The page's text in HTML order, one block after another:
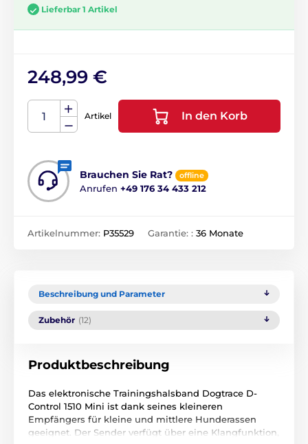
Lieferbar 1 Artikel
248,99 €
Artikel In den Korb
Brauchen Sie Rat? offline
Anrufen +49 176 34 433 212
Artikelnummer: P35529 Garantie: : 36 Monate
Beschreibung und Parameter
Zubehör (12)
Produktbeschreibung
Das elektronische Trainingshalsband Dogtrace D-
Control 1510 Mini ist dank seines kleineren
Empfängers für kleine und mittlere Hunderassen
geeignet. Der Sender verfügt über eine Klangfunktion,